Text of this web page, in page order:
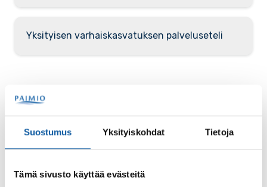
Suostumus Yksityiskohdat Tietoja
Tämä sivusto käyttää evästeitä
Yksityisen varhaiskasvatuksen palveluseteli
Palaute